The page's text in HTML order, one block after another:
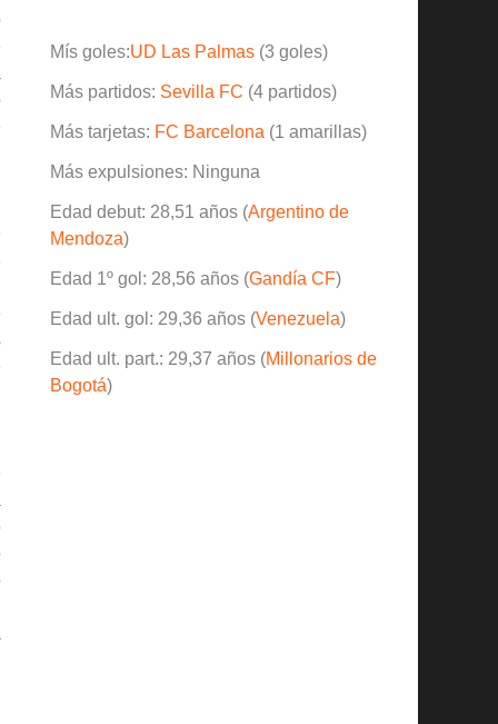
Mís goles:UD Las Palmas(3 goles)
Más partidos: Sevilla FC (4 partidos)
Más tarjetas: FC Barcelona (1 amarillas)
Más expulsiones: Ninguna
Edad debut: 28,51 años (Argentino de
Mendoza)
Edad 1º gol: 28,56 años (Gandía CF)
Edad ult. gol: 29,36 años (Venezuela)
Edad ult. part.: 29,37 años (Millonarios de
Bogotá)